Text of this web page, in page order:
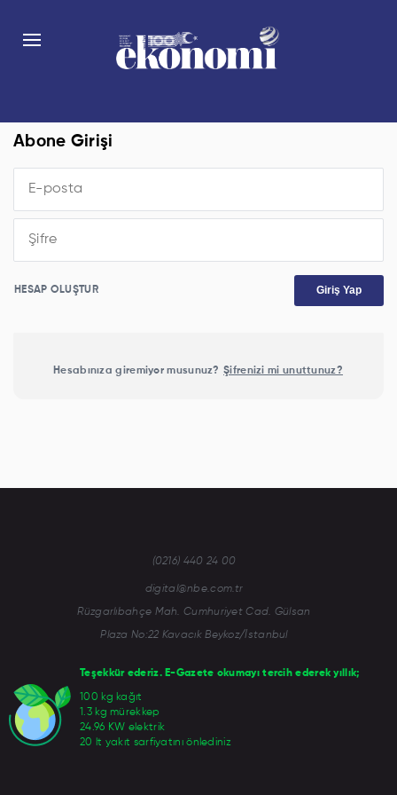
Abone Girişi
HESAP OLUŞTUR Giriş Yap
Hesabınıza giremiyor musunuz? Şifrenizi mi unuttunuz?
Teşekkür ederiz. E-Gazete okumayı tercih ederek yıllık;
100 kg kağıt
1.3 kg mürekkep
24.96 KW elektrik
20 lt yakıt sarfiyatını önlediniz
(0216) 440 24 00
digital@nbe.com.tr
Rüzgarlıbahçe Mah. Cumhuriyet Cad. Gülsan
Plaza No:22 Kavacık Beykoz/İstanbul